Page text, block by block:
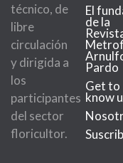
técnico, de
libre
circulación
y dirigida a
los
participantes
del sector
floricultor.
El
de la
Pardo
Get to
know